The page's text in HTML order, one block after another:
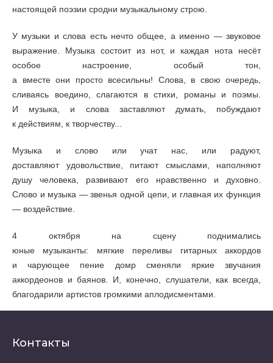
настоящей поэзии сродни музыкальному строю.
У музыки и слова есть нечто общее, а именно — звуковое
выражение. Музыка состоит из нот, и каждая нота несёт
особое настроение, особый тон,
а вместе они просто всесильны! Слова, в свою очередь,
сливаясь воедино, слагаются в стихи, романы и поэмы.
И музыка, и слова заставляют думать, побуждают
к действиям, к творчеству...
Музыка и слово или учат нас, или радуют,
доставляют удовольствие, питают смыслами, наполняют
душу человека, развивают его нравственно и духовно.
Слово и музыка — звенья одной цепи, и главная их функция
— воздействие.
4 октября на сцену поднимались
юные музыканты: мягкие переливы гитарных аккордов
и чарующее пение домр сменяли яркие звучания
аккордеонов и баянов. И, конечно, слушатели, как всегда,
благодарили артистов громкими аплодисментами.
Контакты